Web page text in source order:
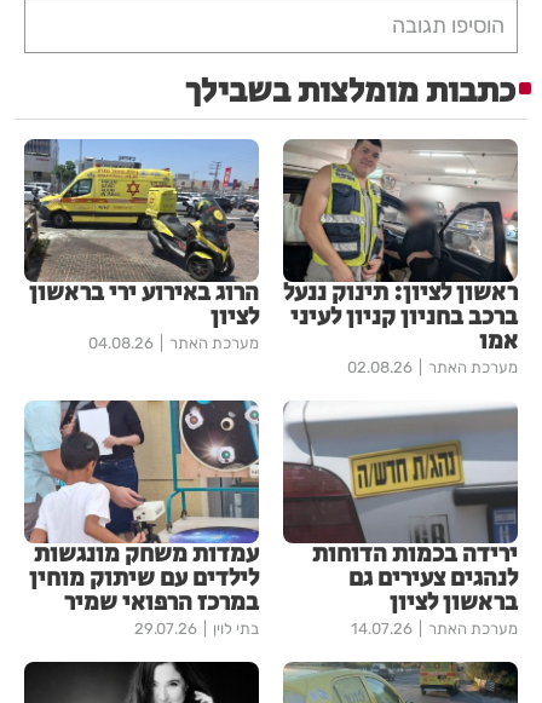
הוסיפו תגובה
כתבות מומלצות בשבילך
ראשון לציון: תינוק ננעל
ברכב בחניון קניון לעיני
אמו
מערכת האתר 02.08.26
הרוג באירוע ירי בראשון
לציון
מערכת האתר 04.08.26
ירידה בכמות הדוחות
לנהגים צעירים גם
בראשון לציון
מערכת האתר 14.07.26
עמדות משחק מונגשות
לילדים עם שיתוק מוחין
במרכז הרפואי שמיר
בתי לוין 29.07.26